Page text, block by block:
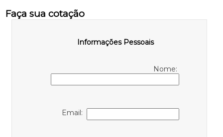
Faça sua cotação
Informações Pessoais
Nome:
Email: